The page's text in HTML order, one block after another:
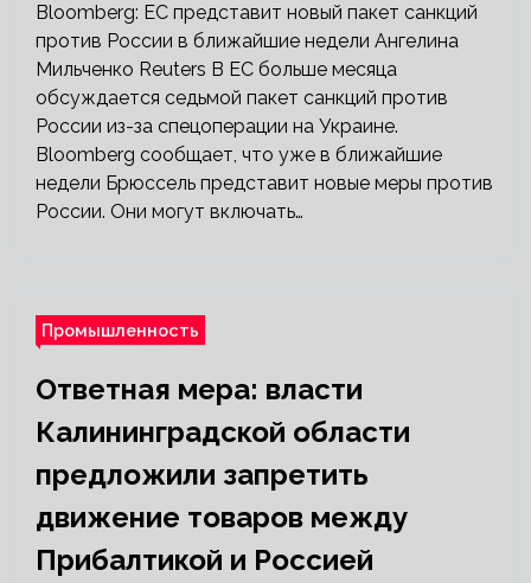
Bloomberg: ЕС представит новый пакет санкций
против России в ближайшие недели Ангелина
Мильченко Reuters В ЕС больше месяца
обсуждается седьмой пакет санкций против
России из-за спецоперации на Украине.
Bloomberg сообщает, что уже в ближайшие
недели Брюссель представит новые меры против
России. Они могут включать…
Промышленность
Ответная мера: власти
Калининградской области
предложили запретить
движение товаров между
Прибалтикой и Россией